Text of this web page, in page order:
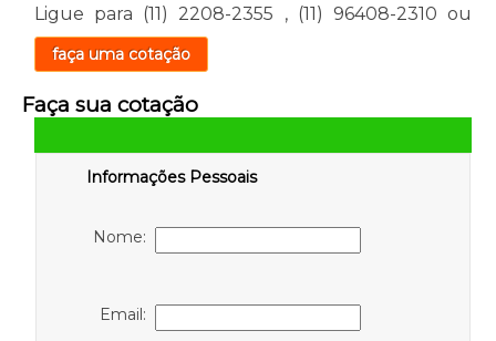
Ligue para (11) 2208-2355 , (11) 96408-2310 ou
faça uma cotação
Faça sua cotação
Informações Pessoais
Nome:
Email: